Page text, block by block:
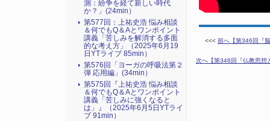
<<< 前へ【第346回『
次へ【第348回『仏教思想
測：紛争を経て新しい時代
か？」(24min）
第577回：上祐史浩 悩み相談
＆何でもQ＆Aとワンポイント
講義「苦しみを解消する多面
的な考え方」（2025年6月19
日YTライブ 85min）
第576回「ヨーガの呼吸法第２
弾 応用編」(34min）
第575回『上祐史浩 悩み相談
＆何でもQ＆Aとワンポイント
講義「苦しみに強くなると
は」』（2025年6月5日YTライ
ブ 91min）